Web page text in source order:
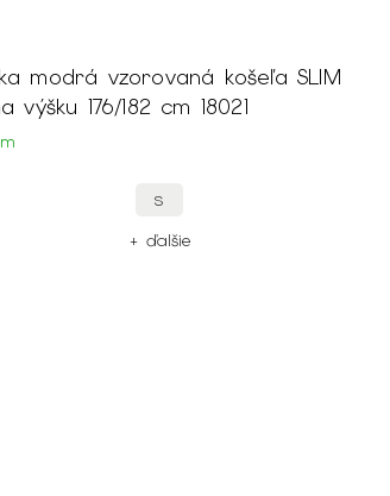
SLIM
výšku 176/182 cm 18021
S
+ ďalšie